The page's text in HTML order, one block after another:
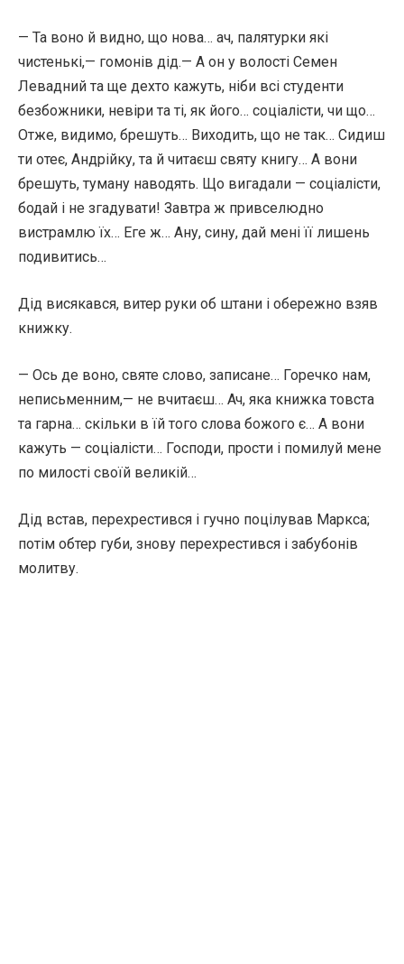
— Та воно й видно, що нова… ач, палятурки які
чистенькі,— гомонів дід.— А он у волості Семен
Левадний та ще дехто кажуть, ніби всі студенти
безбожники, невіри та ті, як його… соціалісти, чи що…
Отже, видимо, брешуть… Виходить, що не так… Сидиш
ти отеє, Андрійку, та й читаєш святу книгу… А вони
брешуть, туману наводять. Що вигадали — соціалісти,
бодай і не згадувати! Завтра ж привселюдно
вистрамлю їх… Еге ж… Ану, сину, дай мені її лишень
подивитись…
Дід висякався, витер руки об штани і обережно взяв
книжку.
— Ось де воно, святе слово, записане… Горечко нам,
неписьменним,— не вчитаєш… Ач, яка книжка товста
та гарна… скільки в їй того слова божого є… А вони
кажуть — соціалісти… Господи, прости і помилуй мене
по милості своїй великій…
Дід встав, перехрестився і гучно поцілував Маркса;
потім обтер губи, знову перехрестився і забубонів
молитву.